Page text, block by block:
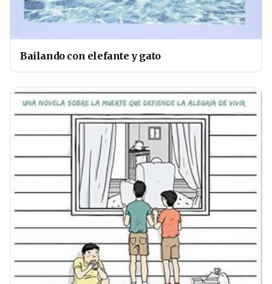
Bailando con elefante y gato